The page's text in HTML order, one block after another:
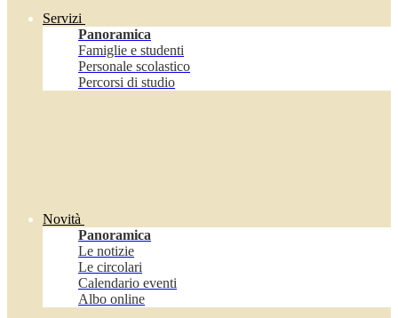
Servizi
Panoramica
Famiglie e studenti
Personale scolastico
Percorsi di studio
Novità
Panoramica
Le notizie
Le circolari
Calendario eventi
Albo online